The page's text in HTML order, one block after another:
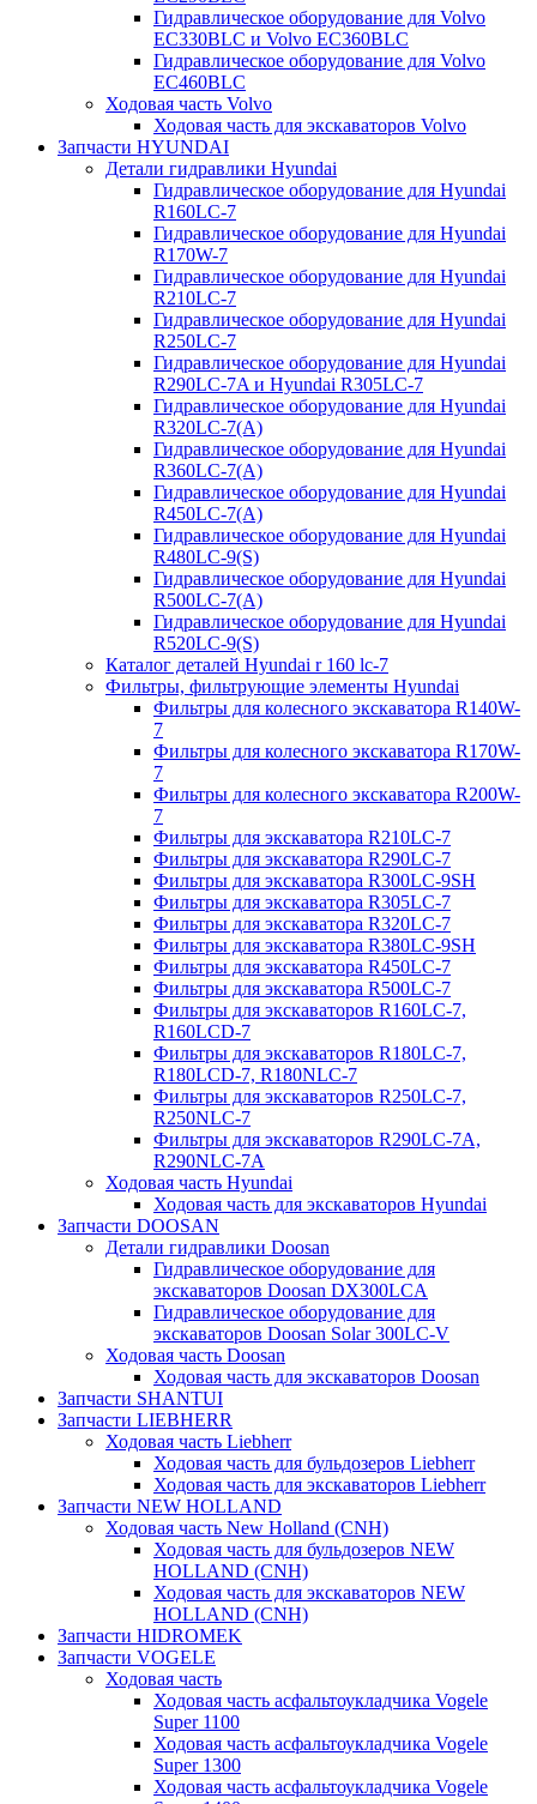
Гидравлическое оборудование для Volvo
EC330BLC и Volvo EC360BLC
Гидравлическое оборудование для Volvo
EC460BLC
Ходовая часть Volvo
Ходовая часть для экскаваторов Volvo
Запчасти HYUNDAI
Детали гидравлики Hyundai
Гидравлическое оборудование для Hyundai
R160LC-7
Гидравлическое оборудование для Hyundai
R170W-7
Гидравлическое оборудование для Hyundai
R210LC-7
Гидравлическое оборудование для Hyundai
R250LC-7
Гидравлическое оборудование для Hyundai
R290LC-7A и Hyundai R305LC-7
Гидравлическое оборудование для Hyundai
R320LC-7(A)
Гидравлическое оборудование для Hyundai
R360LC-7(A)
Гидравлическое оборудование для Hyundai
R450LC-7(A)
Гидравлическое оборудование для Hyundai
R480LC-9(S)
Гидравлическое оборудование для Hyundai
R500LC-7(A)
Гидравлическое оборудование для Hyundai
R520LC-9(S)
Каталог деталей Hyundai r 160 lc-7
Фильтры, фильтрующие элементы Hyundai
Фильтры для колесного экскаватора R140W-
7
Фильтры для колесного экскаватора R170W-
7
Фильтры для колесного экскаватора R200W-
7
Фильтры для экскаватора R210LC-7
Фильтры для экскаватора R290LC-7
Фильтры для экскаватора R300LC-9SH
Фильтры для экскаватора R305LC-7
Фильтры для экскаватора R320LC-7
Фильтры для экскаватора R380LC-9SH
Фильтры для экскаватора R450LC-7
Фильтры для экскаватора R500LC-7
Фильтры для экскаваторов R160LC-7,
R160LCD-7
Фильтры для экскаваторов R180LC-7,
R180LCD-7, R180NLC-7
Фильтры для экскаваторов R250LC-7,
R250NLC-7
Фильтры для экскаваторов R290LC-7A,
R290NLC-7A
Ходовая часть Hyundai
Ходовая часть для экскаваторов Hyundai
Запчасти DOOSAN
Детали гидравлики Doosan
Гидравлическое оборудование для
экскаваторов Doosan DX300LCA
Гидравлическое оборудование для
экскаваторов Doosan Solar 300LC-V
Ходовая часть Doosan
Ходовая часть для экскаваторов Doosan
Запчасти SHANTUI
Запчасти LIEBHERR
Ходовая часть Liebherr
Ходовая часть для бульдозеров Liebherr
Ходовая часть для экскаваторов Liebherr
Запчасти NEW HOLLAND
Ходовая часть New Holland (CNH)
Ходовая часть для бульдозеров NEW
HOLLAND (CNH)
Ходовая часть для экскаваторов NEW
HOLLAND (CNH)
Запчасти HIDROMEK
Запчасти VOGELE
Ходовая часть
Ходовая часть асфальтоукладчика Vogele
Super 1100
Ходовая часть асфальтоукладчика Vogele
Super 1300
Ходовая часть асфальтоукладчика Vogele